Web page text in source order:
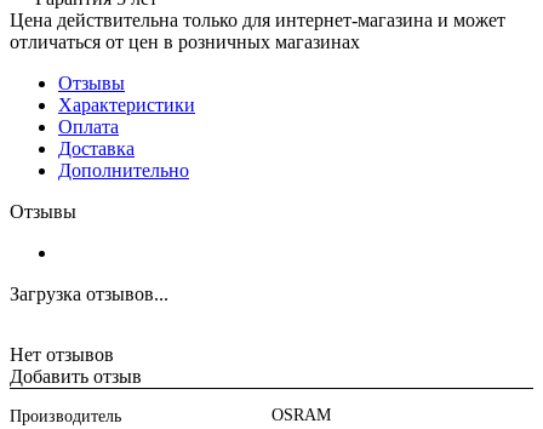
Цена действительна только для интернет-магазина и может
отличаться от цен в розничных магазинах
Отзывы
Характеристики
Оплата
Доставка
Дополнительно
Отзывы
Загрузка отзывов...
Нет отзывов
Добавить отзыв
Производитель OSRAM